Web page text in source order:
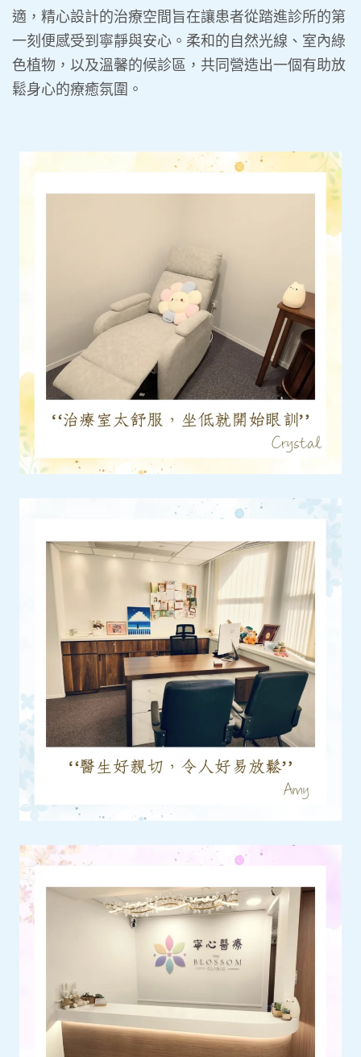
適，精心設計的治療空間旨在讓患者從踏進診所的第
一刻便感受到寧靜與安心。柔和的自然光線、室內綠
色植物，以及溫馨的候診區，共同營造出一個有助放
鬆身心的療癒氛圍。